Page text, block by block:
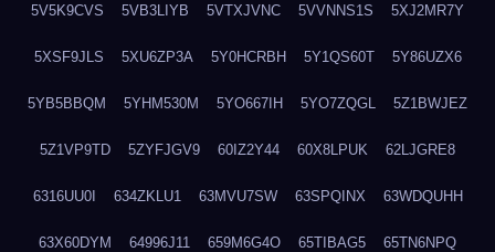
5V5K9CVS 5VB3LIYB 5VTXJVNC 5VVNNS1S 5XJ2MR7Y
5XSF9JLS 5XU6ZP3A 5Y0HCRBH 5Y1QS60T 5Y86UZX6
5YB5BBQM 5YHM530M 5YO667IH 5YO7ZQGL 5Z1BWJEZ
5Z1VP9TD 5ZYFJGV9 60IZ2Y44 60X8LPUK 62LJGRE8
6316UU0I 634ZKLU1 63MVU7SW 63SPQINX 63WDQUHH
63X60DYM 64996J11 659M6G4O 65TIBAG5 65TN6NPQ